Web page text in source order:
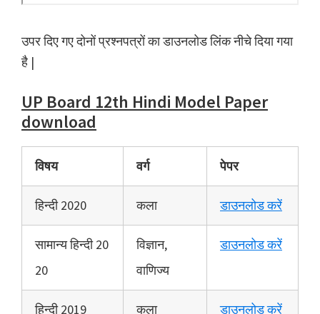
उपर दिए गए दोनों प्रश्नपत्रों का डाउनलोड लिंक नीचे दिया गया
है |
UP Board 12th Hindi Model Paper
download
विषय वर्ग पेपर
हिन्दी 2020 कला डाउनलोड करें
सामान्य हिन्दी 20
20
विज्ञान,
वाणिज्य
डाउनलोड करें
हिन्दी 2019 कला डाउनलोड करें